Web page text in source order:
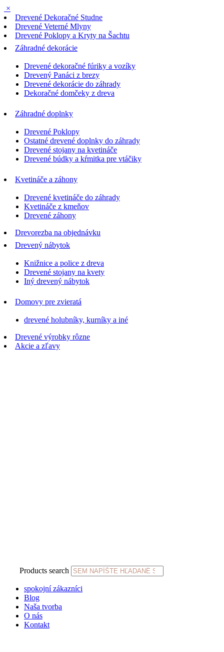
×
Drevené Dekoračné Studne
Drevené Veterné Mlyny
Drevené Poklopy a Kryty na Šachtu
Záhradné dekorácie
Drevené dekoračné fúriky a vozíky
Drevený Panáci z brezy
Drevené dekorácie do záhrady
Dekoračné domčeky z dreva
Záhradné doplnky
Drevené Poklopy
Ostatné drevené doplnky do záhrady
Drevené stojany na kvetináče
Drevené búdky a kŕmitka pre vtáčiky
Kvetináče a záhony
Drevené kvetináče do záhrady
Kvetináče z kmeňov
Drevené záhony
Drevorezba na objednávku
Drevený nábytok
Knižnice a police z dreva
Drevené stojany na kvety
Iný drevený nábytok
Domovy pre zvieratá
drevené holubníky, kurníky a iné
Drevené výrobky rôzne
Akcie a zľavy
Products search
spokojní zákazníci
Blog
Naša tvorba
O nás
Kontakt